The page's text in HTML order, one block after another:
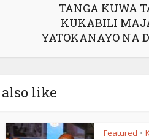
TANGA KUWA
KUKABILI
YATOKANAYO NA
like
Featured •